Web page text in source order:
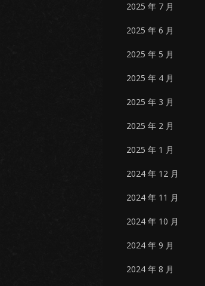
2025 年 7 月
2025 年 6 月
2025 年 5 月
2025 年 4 月
2025 年 3 月
2025 年 2 月
2025 年 1 月
2024 年 12 月
2024 年 11 月
2024 年 10 月
2024 年 9 月
2024 年 8 月